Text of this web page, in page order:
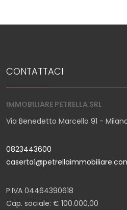
CONTATTACI
IMMOBILIARE PETRELLA SRL
Via Benedetto Marcello 91 -
0823443600
P.IVA 04464390618
Cap. sociale: € 100.000,00